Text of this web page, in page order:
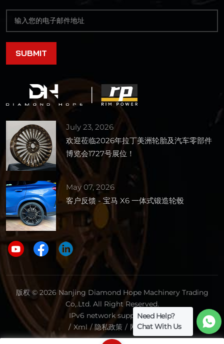
July 23, 2026
欢迎莅临2026年拉丁美洲轮胎及汽车零部件
博览会1727号展位！
May 07, 2026
客户反馈 - 宝马 X6 一体式锻造轮毂
版权 © 2026 Nanjing Diamond Hope Machinery Trading
Co,.Ltd. All Right Reserved.
IPv6 network supported.
/ Xml / 隐私政策 / 网站地图
Need Help?
Chat With Us